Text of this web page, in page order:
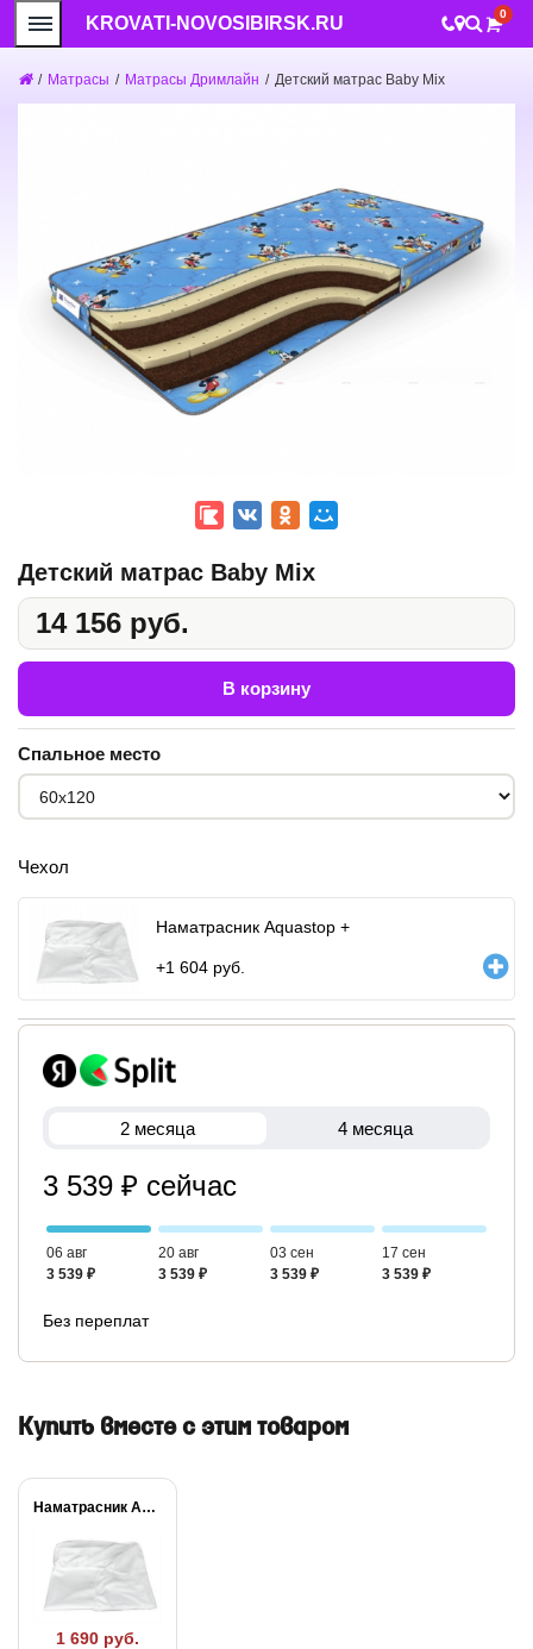
KROVATI-NOVOSIBIRSK.RU 0
/ Матрасы / Матрасы Дримлайн / Детский матрас Baby Mix
Детский матрас Baby Mix
14 156 руб.
В корзину
Спальное место
Чехол
Наматрасник Aquastop +
+1 604 руб.
2 месяца 4 месяца
3 539 ₽ сейчас
06 авг
3 539 ₽
20 авг
3 539 ₽
03 сен
3 539 ₽
17 сен
3 539 ₽
Без переплат
Купить вместе с этим товаром
Наматрасник Aquastop +
1 690 руб.